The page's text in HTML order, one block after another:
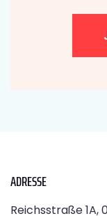
ADRESSE
Reichsstraße 1A,